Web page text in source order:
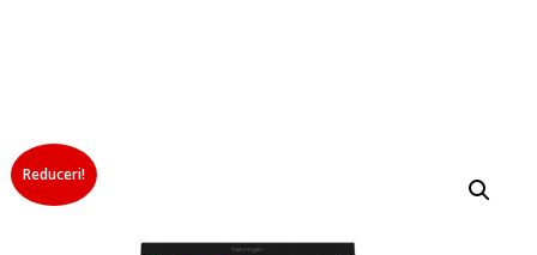
Reduceri!